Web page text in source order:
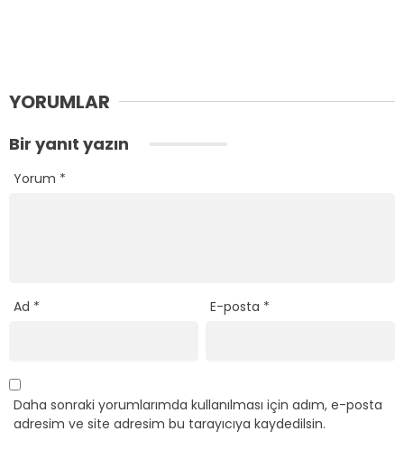
YORUMLAR
Bir yanıt yazın
Yorum *
Ad * E-posta *
Daha sonraki yorumlarımda kullanılması için adım, e-posta
adresim ve site adresim bu tarayıcıya kaydedilsin.